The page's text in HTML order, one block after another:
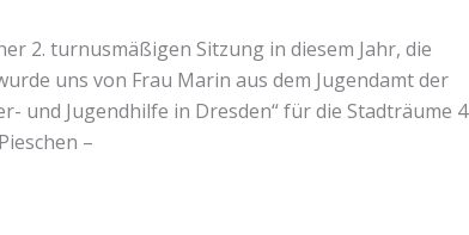
2. turnusmäßigen Sitzung in diesem Jahr, die
uns von Frau Marin aus dem Jugendamt der
und Jugendhilfe in Dresden“ für die Stadträume 4
–